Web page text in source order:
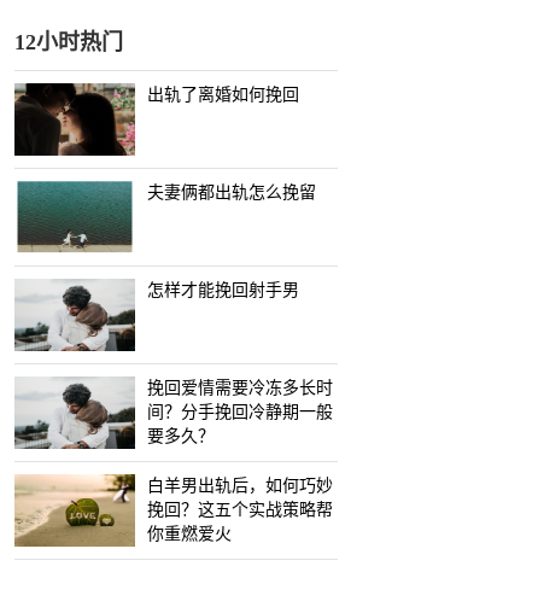
12小时热门
出轨了离婚如何挽回
夫妻俩都出轨怎么挽留
怎样才能挽回射手男
挽回爱情需要冷冻多长时
间？分手挽回冷静期一般
要多久？
白羊男出轨后，如何巧妙
挽回？这五个实战策略帮
你重燃爱火